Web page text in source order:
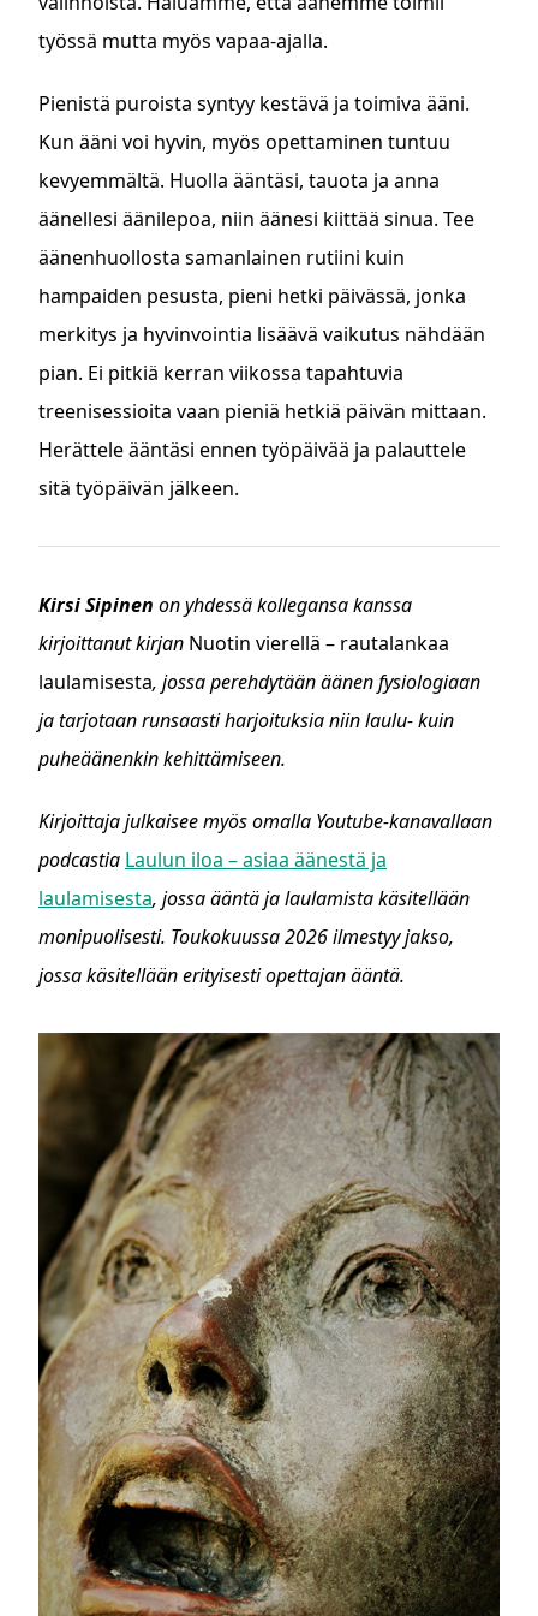
työssä mutta myös vapaa-ajalla.
Pienistä puroista syntyy kestävä ja toimiva ääni.
Kun ääni voi hyvin, myös opettaminen tuntuu
kevyemmältä. Huolla ääntäsi, tauota ja anna
äänellesi äänilepoa, niin äänesi kiittää sinua. Tee
äänenhuollosta samanlainen rutiini kuin
hampaiden pesusta, pieni hetki päivässä, jonka
merkitys ja hyvinvointia lisäävä vaikutus nähdään
pian. Ei pitkiä kerran viikossa tapahtuvia
treenisessioita vaan pieniä hetkiä päivän mittaan.
Herättele ääntäsi ennen työpäivää ja palauttele
sitä työpäivän jälkeen.
Kirsi Sipinen on yhdessä kollegansa kanssa
kirjoittanut kirjan Nuotin vierellä – rautalankaa
laulamisesta, jossa perehdytään äänen fysiologiaan
ja tarjotaan runsaasti harjoituksia niin laulu- kuin
puheäänenkin kehittämiseen.
Kirjoittaja julkaisee myös omalla Youtube-kanavallaan
podcastia Laulun iloa – asiaa äänestä ja
laulamisesta, jossa ääntä ja laulamista käsitellään
monipuolisesti. Toukokuussa 2026 ilmestyy jakso,
jossa käsitellään erityisesti opettajan ääntä.